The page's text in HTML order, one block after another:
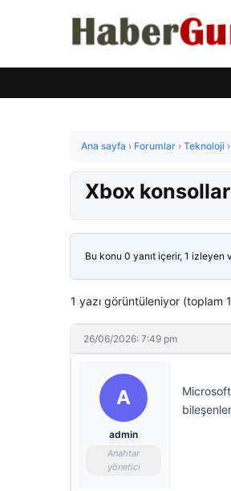
Ana sayfa › Forumlar › Teknoloji ›
Xbox
Bu konu 0 yanıt içerir, 1 izleyen
1 yazı görüntüleniyor (toplam
26/06/2026: 7:49 pm
A
admin
Anahtar
yönetici